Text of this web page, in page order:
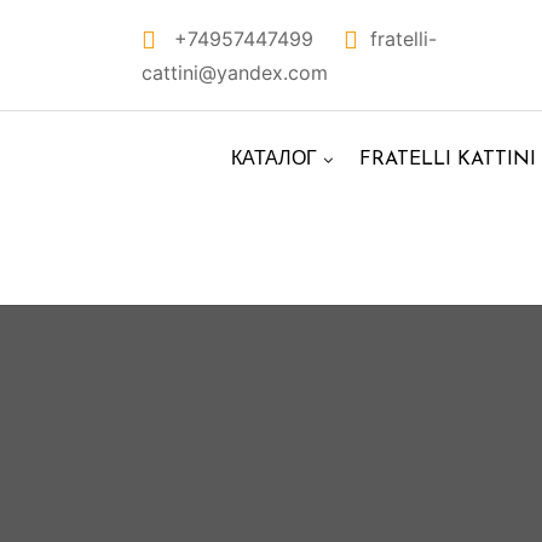
+74957447499
fratelli-
cattini@yandex.com
КАТАЛОГ FRATELLI KATTINI